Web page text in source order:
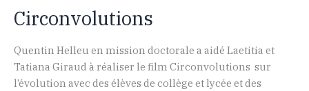
Circonvolutions
Quentin Helleu en mission doctorale a aidé Laetitia et
Tatiana Giraud à réaliser le film Circonvolutions sur
l’évolution avec des élèves de collège et lycée et des